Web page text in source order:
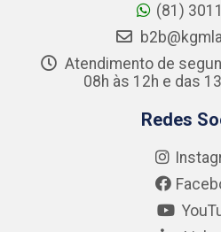
(81)
Atendimento de
08h às 12h e das
Redes